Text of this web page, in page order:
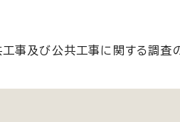
事及び公共工事に関する調査